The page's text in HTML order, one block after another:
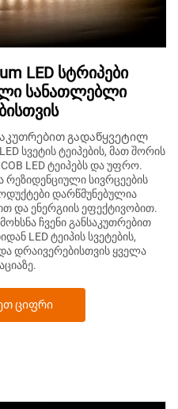
LED სტრიპები
სანათლებლი
გადაწყვეტილ
სვეტის ტეიპების, მათ შორის
LED ტეიპებს და უფრო.
სივრცეების
დარწმუნებულია
და ენერგიის ეფექტივობით.
ჩვენი განსაკუთრებით
LED ტეიპის სვეტების,
დრაივერებისთვის ყველა
ციფრი